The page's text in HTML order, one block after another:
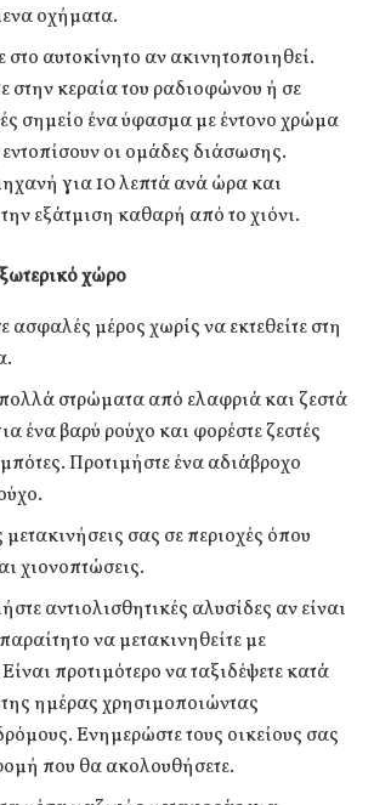
οχήματα.
στο αυτοκίνητο αν ακινητοποιηθεί.
στην κεραία του ραδιοφώνου ή σε
σημείο ένα ύφασμα με έντονο χρώμα
οι ομάδες διάσωσης.
για 10 λεπτά ανά ώρα και
την εξάτμιση καθαρή από το χιόνι.
χώρο
ασφαλές μέρος χωρίς να εκτεθείτε στη
πολλά στρώματα από ελαφριά και ζεστά
ένα βαρύ ρούχο και φορέστε ζεστές
Προτιμήστε ένα αδιάβροχο
μετακινήσεις σας σε περιοχές όπου
χιονοπτώσεις.
αντιολισθητικές αλυσίδες αν είναι
να μετακινηθείτε με
προτιμότερο να ταξιδέψετε κατά
ημέρας χρησιμοποιώντας
Ενημερώστε τους οικείους σας
που θα ακολουθήσετε.